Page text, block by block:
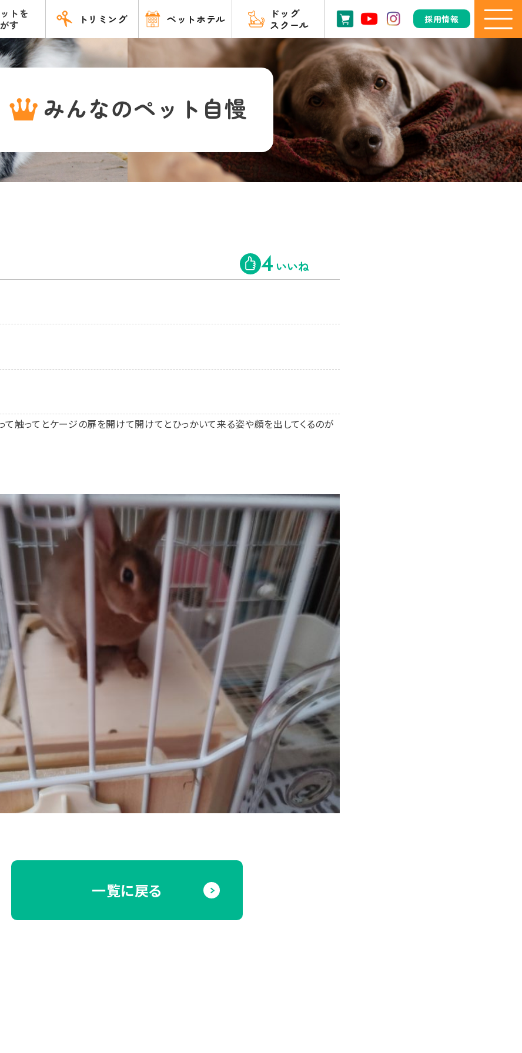
トを
す
トリミング ペットホテル
ドッグ
スクール
採用情報
みんなのペット自慢
4 いいね
て触ってとケージの扉を開けて開けてとひっかいて来る姿や顔を出してくるのが
一覧に戻る